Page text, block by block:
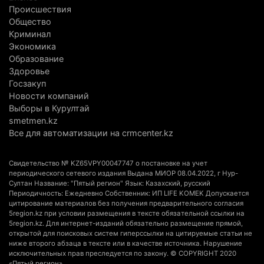
В Алматинской области назначили нового
председателя административного суда
4 августа 2026 г. 14:29
В Алматинской области второй день не могут
потушить пожар в Аксайском ущелье
В Алматы приостановили лицензии 350
В команде акима Алатау новое назначение: кто
возглавил аппарат города
4 августа 2026 г. 11:40 161
Выборы в Курултай: Алматинская область вошла
в число регионов с самым большим
Происшествия
Общество
Криминал
Экономика
Образование
Здоровье
Госзакуп
Новости компаний
Выборы в Курултай
smetmen.kz
Все для автоматизации на crmcenter.kz
Свидетельство № KZ65VPY00047747 о постановке на учет
периодического сетевого издания Выдана МИОР 08.04.2022, г Нур-
Султан Название: "Пятый регион" Язык: Казахский, русский
Периодичность: Ежедневно Собственник: ИП LIFE KOMEK Допускается
цитирование материалов без получения предварительного согласия
5region.kz при условии размещения в тексте обязательной ссылки на
5region.kz. Для интернет-изданий обязательно размещение прямой,
открытой для поисковых систем гиперссылки на цитируемые статьи не
ниже второго абзаца в тексте или в качестве источника. Нарушение
исключительных прав преследуется по закону. © COPYRIGHT 2020